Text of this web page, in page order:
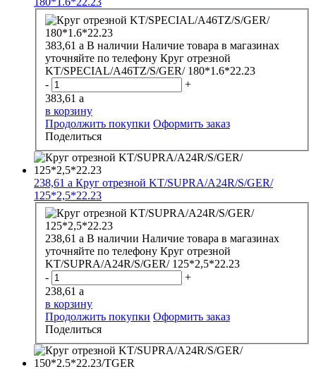
383,61 a В наличии Наличие товара в магазинах
уточняйте по телефону Круг отрезной
KT/SPECIAL/A46TZ/S/GER/ 180*1.6*22.23
-
+
383,61 a
в корзину
Продолжить покупки Оформить заказ
Поделиться
238,61 a Круг отрезной KT/SUPRA/A24R/S/GER/
125*2,5*22.23
238,61 a В наличии Наличие товара в магазинах
уточняйте по телефону Круг отрезной
KT/SUPRA/A24R/S/GER/ 125*2,5*22.23
-
+
238,61 a
в корзину
Продолжить покупки Оформить заказ
Поделиться